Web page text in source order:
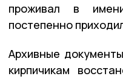
проживал в
постепенно
Архивные
кирпичикам